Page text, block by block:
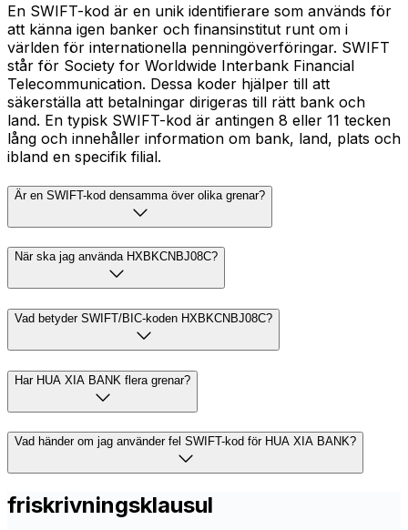
En SWIFT-kod är en unik identifierare som används för
att känna igen banker och finansinstitut runt om i
världen för internationella penningöverföringar. SWIFT
står för Society for Worldwide Interbank Financial
Telecommunication. Dessa koder hjälper till att
säkerställa att betalningar dirigeras till rätt bank och
land. En typisk SWIFT-kod är antingen 8 eller 11 tecken
lång och innehåller information om bank, land, plats och
ibland en specifik filial.
Är en SWIFT-kod densamma över olika grenar?
När ska jag använda HXBKCNBJ08C?
Vad betyder SWIFT/BIC-koden HXBKCNBJ08C?
Har HUA XIA BANK flera grenar?
Vad händer om jag använder fel SWIFT-kod för HUA XIA BANK?
friskrivningsklausul